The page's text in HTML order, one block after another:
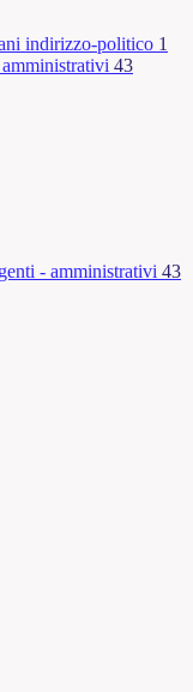
indirizzo-politico 1
43
- amministrativi 43